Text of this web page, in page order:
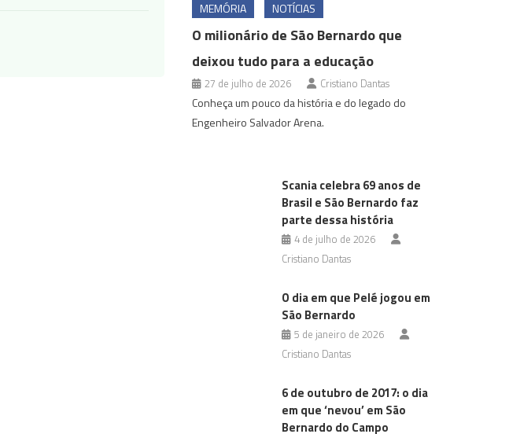
MEMÓRIA NOTÍCIAS
O milionário de São Bernardo que
deixou tudo para a educação
27 de julho de 2026 Cristiano Dantas
Conheça um pouco da história e do legado do
Engenheiro Salvador Arena.
Scania celebra 69 anos de
Brasil e São Bernardo faz
parte dessa história
4 de julho de 2026
Cristiano Dantas
O dia em que Pelé jogou em
São Bernardo
5 de janeiro de 2026
Cristiano Dantas
6 de outubro de 2017: o dia
em que ‘nevou’ em São
Bernardo do Campo